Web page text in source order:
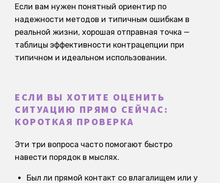
Если вам нужен понятный ориентир по
надежности методов и типичным ошибкам в
реальной жизни, хорошая отправная точка —
таблицы эффективности контрацепции при
типичном и идеальном использовании.
ЕСЛИ ВЫ ХОТИТЕ ОЦЕНИТЬ
СИТУАЦИЮ ПРЯМО СЕЙЧАС:
КОРОТКАЯ ПРОВЕРКА
Эти три вопроса часто помогают быстро
навести порядок в мыслях.
Был ли прямой контакт со влагалищем или у